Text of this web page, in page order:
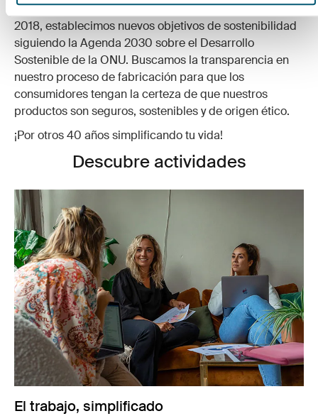
conducta ética tengan siempre la máxima prioridad. En
2018, establecimos nuevos objetivos de sostenibilidad
siguiendo la Agenda 2030 sobre el Desarrollo
Sostenible de la ONU. Buscamos la transparencia en
nuestro proceso de fabricación para que los
consumidores tengan la certeza de que nuestros
productos son seguros, sostenibles y de origen ético.
¡Por otros 40 años simplificando tu vida!
Descubre actividades
El trabajo, simplificado